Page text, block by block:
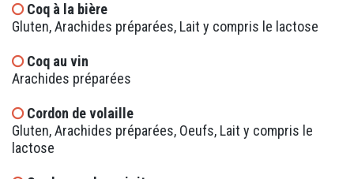
Coq à la bière
Gluten, Arachides préparées, Lait y compris le lactose
Coq au vin
Arachides préparées
Cordon de volaille
Gluten, Arachides préparées, Oeufs, Lait y compris le
lactose